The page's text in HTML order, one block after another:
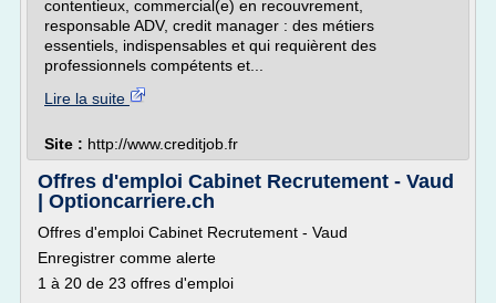
contentieux, commercial(e) en recouvrement,
responsable ADV, credit manager : des métiers
essentiels, indispensables et qui requièrent des
professionnels compétents et...
Lire la suite
Site : http://www.creditjob.fr
Offres d'emploi Cabinet Recrutement - Vaud
| Optioncarriere.ch
Offres d'emploi Cabinet Recrutement - Vaud
Enregistrer comme alerte
1 à 20 de 23 offres d'emploi